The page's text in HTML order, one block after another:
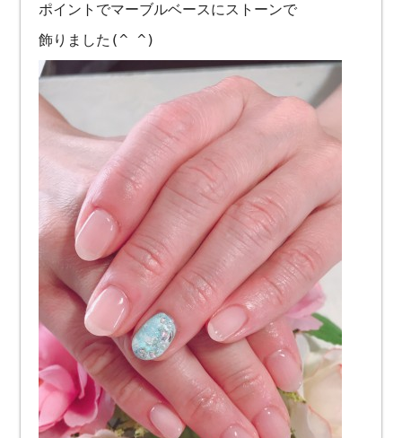
ポイントでマーブルベースにストーンで
飾りました(^ ^)